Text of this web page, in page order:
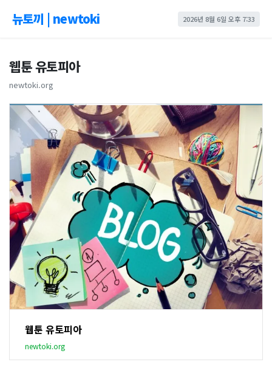
뉴토끼 | newtoki 2026년 8월 6일 오후 7:33
웹툰 유토피아
newtoki.org
웹툰 유토피아
newtoki.org